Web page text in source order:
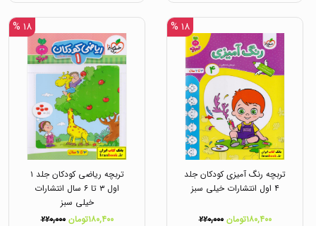
۱۸ %
تربچه رنگ آمیزی کودکان جلد
۴ اول انتشارات خیلی سبز
۱۸۰,۴۰۰تومان ۲۲۰,۰۰۰
۱۸ %
تربچه ریاضی کودکان جلد ۱
اول ۳ تا ۶ سال انتشارات
خیلی سبز
۱۸۰,۴۰۰تومان
۲۲۰,۰۰۰